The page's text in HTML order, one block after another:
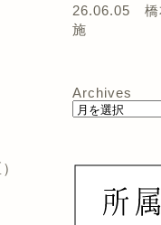
26.06.05
施
Archives